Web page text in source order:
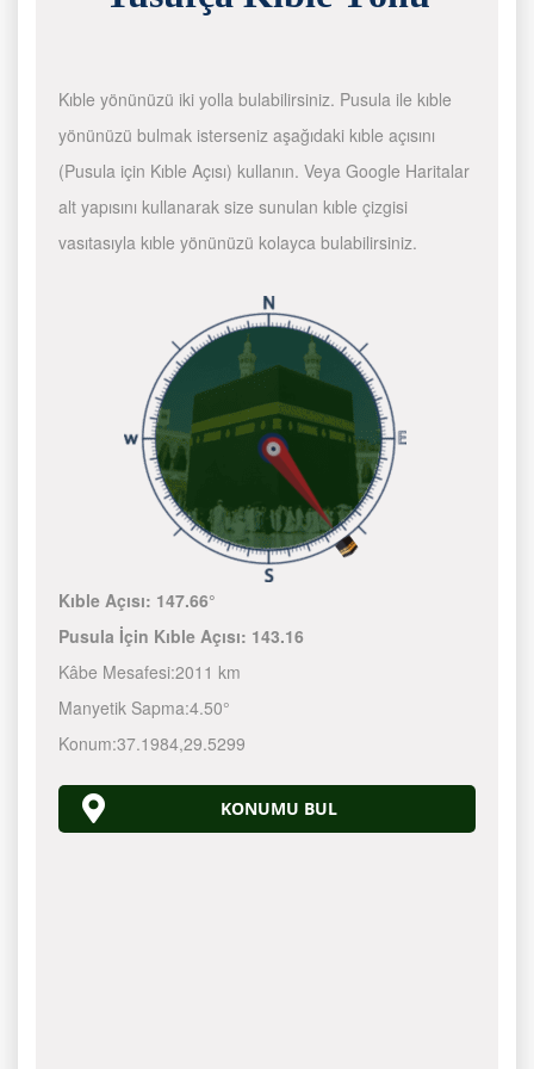
Kıble yönünüzü iki yolla bulabilirsiniz. Pusula ile kıble
yönünüzü bulmak isterseniz aşağıdaki kıble açısını
(Pusula için Kıble Açısı) kullanın. Veya Google Haritalar
alt yapısını kullanarak size sunulan kıble çizgisi
vasıtasıyla kıble yönünüzü kolayca bulabilirsiniz.
Kıble Açısı: 147.66°
Pusula İçin Kıble Açısı: 143.16
Kâbe Mesafesi:2011 km
Manyetik Sapma:4.50°
Konum:37.1984,29.5299
KONUMU BUL